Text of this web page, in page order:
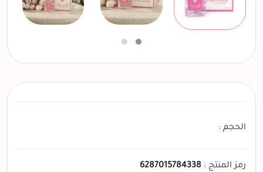
الحجم :
رمز المنتج : 6287015784338